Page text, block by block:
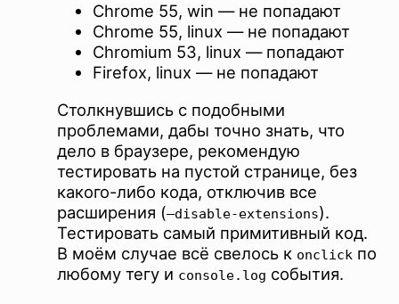
Chrome 55, win ― не попадают
Chrome 55, linux ― не попадают
Chromium 53, linux ― попадают
Firefox, linux ― не попадают
Столкнувшись с подобными
проблемами, дабы точно знать, что
дело в браузере, рекомендую
тестировать на пустой странице, без
какого-либо кода, отключив все
расширения (–disable-extensions).
Тестировать самый примитивный код.
В моём случае всё свелось к onclick по
любому тегу и console.log события.